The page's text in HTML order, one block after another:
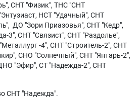
СНТ "Физик", ТНС "СНТ
НСТ "Удачный", СНТ
ДО "Зори Приазовья", СНТ "Кедр",
3", СНТ "Связист", СНТ "Раздолье",
-4", СНТ "Строитель-2", СНТ
СНО "Солнечный", СНТ "Янтарь-2",
"Эфир", СТ "Надежда-2", СНТ
СНТ "Надежда".